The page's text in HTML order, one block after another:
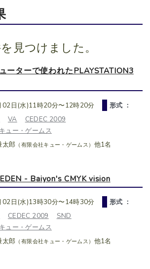
見つけました。
ーターで使われたPLAYSTATION3
日(水)11時20分〜12時20分
形式 ：
VA
CEDEC 2009
ュー・ゲームス
郎 （有限会社キュー・ゲームス） 他1名
- Baiyon's CMYK vision
日(水)13時30分〜14時30分
形式 ：
CEDEC 2009
SND
ュー・ゲームス
郎 （有限会社キュー・ゲームス） 他1名